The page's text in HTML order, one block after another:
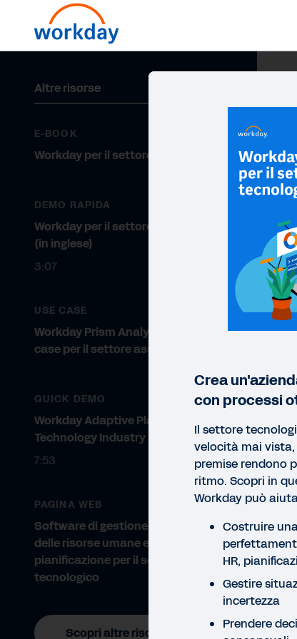
Altre risorse
E-BOOK
Workday per il settore tecnologico
DEMO RAPIDA
Workday per il settore tecnologico
(in inglese)
3:07
USE CASE
Workday Prism Analytics: use
case per il settore assicurativo
QUICK DEMO
Workday Adaptive Planning for the
Technology Industry
7:53
PAGINA WEB
Software di gestione finanziaria,
delle risorse umane e di
pianificazione per il settore
tecnologico
Scopri altre risorse
Crea
con processi
Il settore
velocità mai
premise rendono
ritmo. Scopri in
Workday può
Costruire
HR,
Gestire
incertezza
Prendere